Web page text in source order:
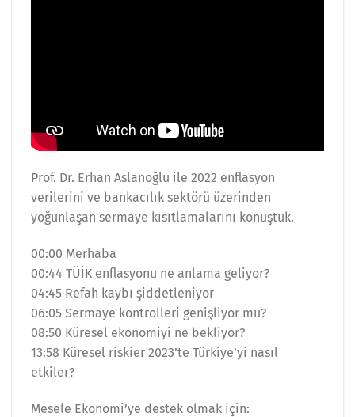
Prof. Dr. Erhan Aslanoğlu ile 2022 enflasyon
verilerini ve bankacılık sektörü üzerinden
yoğunlaşan sermaye kısıtlamalarını konuştuk.
00:00 Merhaba
00:44 TÜİK enflasyonu ne anlama geliyor?
04:45 Refah kaybı şiddetleniyor
06:05 Sermaye kontrolleri genişliyor mu?
08:50 Küresel ekonomiyi ne bekliyor?
13:58 Küresel riskier 2023’te Türkiye’yi nasıl
etkiler?
Mesele Ekonomi’ye destek olmak için: